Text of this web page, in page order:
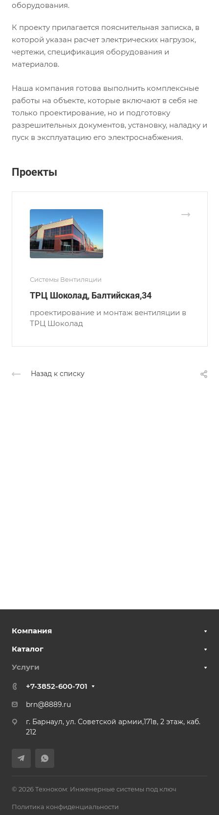
оборудования.
К проекту прилагается пояснительная записка, в
которой указан расчет электрических нагрузок,
чертежи, спецификация оборудования и
материалов.
Наша компания готова выполнить комплексные
работы на объекте, которые включают в себя не
только проектирование, но и подготовку
разрешительных документов, установку, наладку и
пуск в эксплуатацию его электроснабжения.
Проекты
Системы Вентиляции
ТРЦ Шоколад, Балтийская,34
проектирование и монтаж вентиляции в
ТРЦ Шоколад
Назад к списку
Компания
Каталог
Услуги
+7-3852-600-701
brn@8889.ru
г. Барнаул, ул. Советской армии,171в, 2 этаж, каб.
212
© 2026 Техноком: Инженерные системы под ключ
Политика конфиденциальности